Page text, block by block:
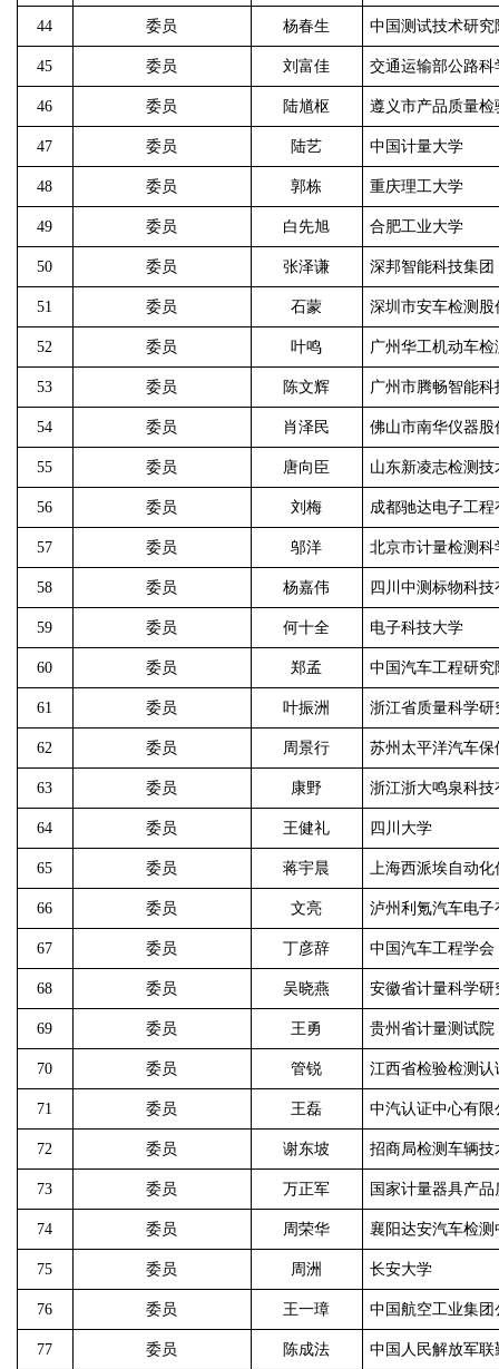
44 委员 杨春生 中国测试技术研
45 委员 刘富佳 交通运输部公路科
46 委员 陆馗枢 遵义市产品质量
47 委员 陆艺 中国计量大学
48 委员 郭栋 重庆理工大学
49 委员 白先旭 合肥工业大学
50 委员 张泽谦 深邦智能科技集
51 委员 石蒙 深圳市安车检测股
52 委员 叶鸣 广州华工机动车
53 委员 陈文辉 广州市腾畅智能
54 委员 肖泽民 佛山市南华仪器股
55 委员 唐向臣 山东新凌志检测
56 委员 刘梅 成都驰达电子工
57 委员 邬洋 北京市计量检测科
58 委员 杨嘉伟 四川中测标物科
59 委员 何十全 电子科技大学
60 委员 郑孟 中国汽车工程研
61 委员 叶振洲 浙江省质量科学研
62 委员 周景行 苏州太平洋汽车
63 委员 康野 浙江浙大鸣泉科技
64 委员 王健礼 四川大学
65 委员 蒋宇晨 上海西派埃自动
66 委员 文亮 泸州利氪汽车电子
67 委员 丁彦辞 中国汽车工程学会
68 委员 吴晓燕 安徽省计量科学研
69 委员 王勇 贵州省计量测试院
70 委员 管锐 江西省检验检测
71 委员 王磊 中汽认证中心有限
72 委员 谢东坡 招商局检测车辆
73 委员 万正军 国家计量器具产
74 委员 周荣华 襄阳达安汽车检
75 委员 周洲 长安大学
76 委员 王一璋 中国航空工业集
77 委员 陈成法 中国人民解放军